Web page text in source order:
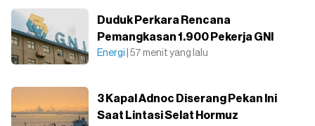
Duduk Perkara Rencana
Pemangkasan 1.900 Pekerja GNI
Energi | 57 menit yang lalu
3 Kapal Adnoc Diserang Pekan Ini
Saat Lintasi Selat Hormuz